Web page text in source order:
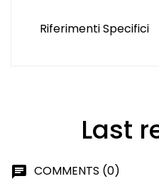
Riferimenti Specifici
Last
chat COMMENTS (0)